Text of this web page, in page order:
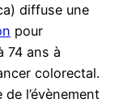
diffuse une
pour
74 ans à
colorectal.
l’évènement